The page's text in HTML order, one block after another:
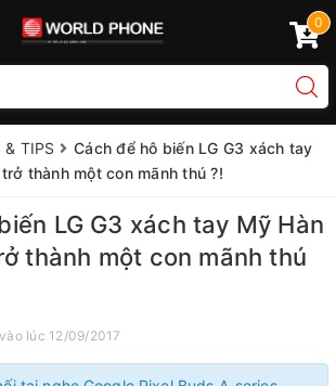
0
& TIPS
Cách để hô biến LG G3 xách tay
thành một con mãnh thú ?!
LG G3 xách tay Mỹ Hàn
thành một con mãnh thú
lúc 12/09/2017